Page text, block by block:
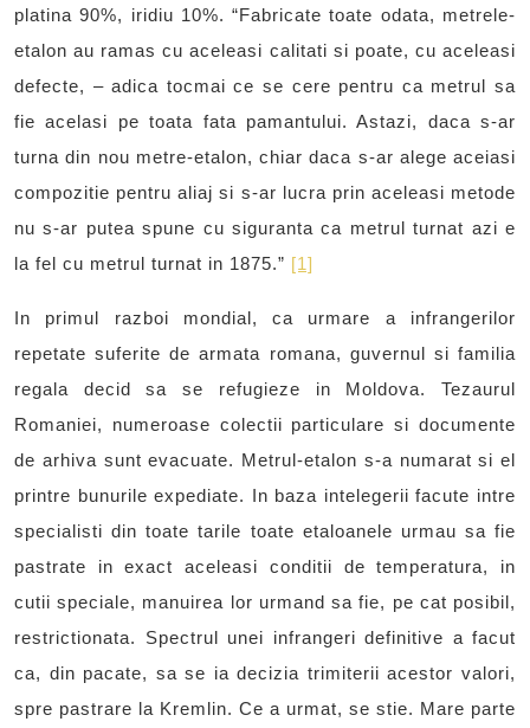
platina 90%, iridiu 10%. “Fabricate toate odata, metrele-
etalon au ramas cu aceleasi calitati si poate, cu aceleasi
defecte, – adica tocmai ce se cere pentru ca metrul sa
fie acelasi pe toata fata pamantului. Astazi, daca s-ar
turna din nou metre-etalon, chiar daca s-ar alege aceiasi
compozitie pentru aliaj si s-ar lucra prin aceleasi metode
nu s-ar putea spune cu siguranta ca metrul turnat azi e
la fel cu metrul turnat in 1875.” [1]
In primul razboi mondial, ca urmare a infrangerilor
repetate suferite de armata romana, guvernul si familia
regala decid sa se refugieze in Moldova. Tezaurul
Romaniei, numeroase colectii particulare si documente
de arhiva sunt evacuate. Metrul-etalon s-a numarat si el
printre bunurile expediate. In baza intelegerii facute intre
specialisti din toate tarile toate etaloanele urmau sa fie
pastrate in exact aceleasi conditii de temperatura, in
cutii speciale, manuirea lor urmand sa fie, pe cat posibil,
restrictionata. Spectrul unei infrangeri definitive a facut
ca, din pacate, sa se ia decizia trimiterii acestor valori,
spre pastrare la Kremlin. Ce a urmat, se stie. Mare parte